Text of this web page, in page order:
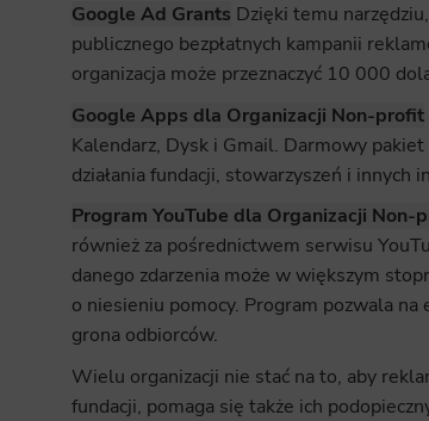
Google Ad Grants Dzięki temu
publicznego bezpłatnych kampanii
organizacja może przeznaczyć 10 000
Google Apps dla Organizacji Non-profit
Kalendarz, Dysk i Gmail. Darmowy
działania fundacji, stowarzyszeń i innych
Program YouTube dla Organizacji Non-
również za pośrednictwem serwisu
danego zdarzenia może w większym
o niesieniu pomocy. Program pozwala
grona odbiorców.
Wielu organizacji nie stać na to, aby
fundacji, pomaga się także ich